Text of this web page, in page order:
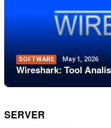
SOFTWARE May 1, 2026
Wireshark: Tool
SERVER